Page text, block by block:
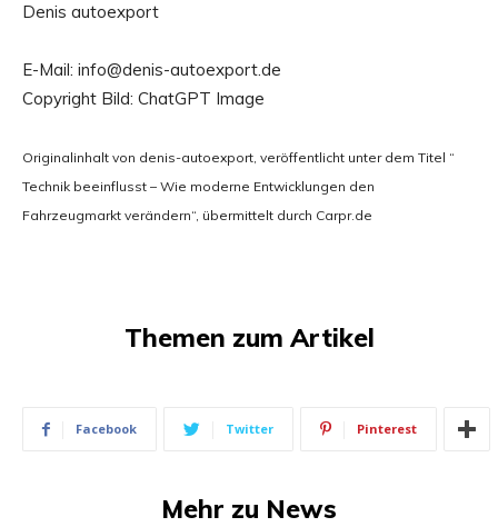
Denis autoexport
E-Mail: info@denis-autoexport.de
Copyright Bild: ChatGPT Image
Originalinhalt von denis-autoexport, veröffentlicht unter dem Titel “
Technik beeinflusst – Wie moderne Entwicklungen den
Fahrzeugmarkt verändern“, übermittelt durch Carpr.de
Themen zum Artikel
Facebook Twitter Pinterest
Mehr zu News